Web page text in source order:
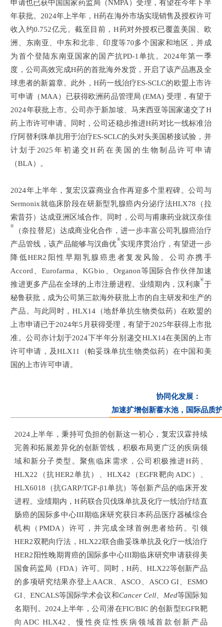
申请也已获中国国家药监局（NMPA）受理，有望在今年下半
年获批。2024年上半年，H药在海外市场实现销售及授权许可
收入约0.752亿元。截至目前，H药对外授权已覆盖美国、欧
洲、东南亚、中东和北非、印度等70多个国家和地区，并成
为首个登陆东南亚国家的国产抗PD-1单抗。2024年第一季
度，公司高效完成H药的首批海外发货，开启了该产品惠及全
球患者的新篇章。此外，H药一线治疗ES-SCLC的欧盟上市许
可申请（MAA）已获得欧洲药品管理局 (EMA) 受理，有望于
2024年获批上市。公司亦于新加坡、马来西亚等国家递交了H
药上市许可申请。同时，公司还稳步推进H药对比一线标准治
疗阿替利珠单抗用于治疗ES-SCLC的头对头美国桥接试验，并
计划于2025年初递交H药在美国的生物制品许可申请
（BLA）。
2024年上半年，复宏汉霖商业合作再迎多个里程碑。公司与
Sermonix就临床阶段在研新型乳腺癌内分泌疗法HLX78（拉
索昔芬）达成亚洲区域合作。同时，公司与甫康药业就汉奈佳
®
（奈拉替尼）达成商业化合作，进一步丰富公司乳腺癌治疗
产品管线，该产品能够与汉曲优
®
实现序贯治疗，有望进一步
降低HER2阳性早期乳腺癌患者复发风险。公司亦携手
Accord、Eurofarma、 KGbio、 Organon等国际合作伙伴加速
推进更多产品在全球的上市注册进程。业绩期内，汉利康
®
于
秘鲁获批，成为公司第三款海外获批上市的自主研发和生产的
产品。与此同时，HLX14（地舒单抗生物类似药）在欧盟的
上市申请已于2024年5月获得受理，有望于2025年获得上市批
准。公司亦计划于2024下半年分别递交HLX14在美国的上市
许可申请，及HLX11（帕妥珠单抗生物类似药）在中国和美
国的上市许可申请。
协同化发展：
加速扩增创新蓄水池，国际品质
2024上半年，秉持可负担的创新这一初心，复宏汉霖持续
完善和拓展差异化的创新管线，积极布局更广泛的疾病领
域和新分子类型。聚焦临床需求，公司积极推进H药、
HLX22（抗HER2单抗）、HLX42（EGFR靶向ADC）、
HLX6018（抗GARP/TGF-β1单抗）等创新产品的临床开发
进程。业绩期内，H药联合贝伐珠单抗及化疗一线治疗结直
肠癌的国际多中心III期临床研究获日本药品医疗器械综合
机构（PMDA）许可，并完成全球首例患者给药。引领
HER2双靶向疗法，HLX22联合曲妥珠单抗及化疗一线治疗
HER2阳性晚期胃癌的国际多中心III期临床研究申请获得美
国食药监局（FDA）许可。同时，H药、HLX22等创新产品
的多项研究结果亦登上AACR、ASCO、ASCO GI、ESMO
GI、ENCALS等国际学术会议和Cancer Cell、Med等国际知
名期刊。2024上半年，公司潜在FIC/BIC 的创新型EGFR靶
向ADC HLX42、慢性炎症性疾病领域首款创新产品